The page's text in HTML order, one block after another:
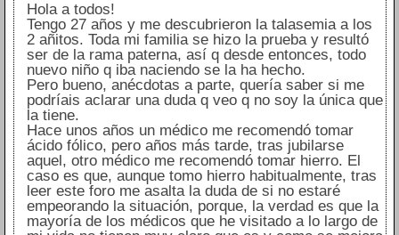
Hola a todos!
Tengo 27 años y me descubrieron la talasemia a los
2 añitos. Toda mi familia se hizo la prueba y resultó
ser de la rama paterna, así q desde entonces, todo
nuevo niño q iba naciendo se la ha hecho.
Pero bueno, anécdotas a parte, quería saber si me
podríais aclarar una duda q veo q no soy la única que
la tiene.
Hace unos años un médico me recomendó tomar
ácido fólico, pero años más tarde, tras jubilarse
aquel, otro médico me recomendó tomar hierro. El
caso es que, aunque tomo hierro habitualmente, tras
leer este foro me asalta la duda de si no estaré
empeorando la situación, porque, la verdad es que la
mayoría de los médicos que he visitado a lo largo de